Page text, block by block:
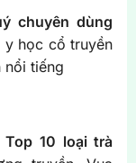
chuyên dùng
y học cổ truyền
nổi tiếng
Top 10 loại trà